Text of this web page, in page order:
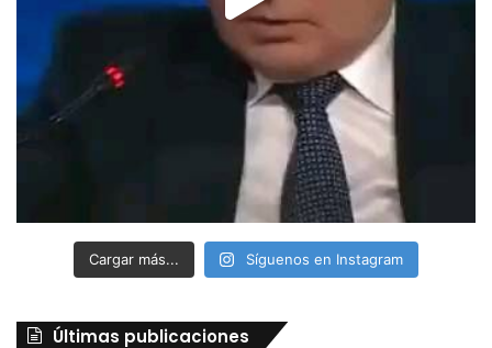
Cargar más... Síguenos en Instagram
Últimas publicaciones